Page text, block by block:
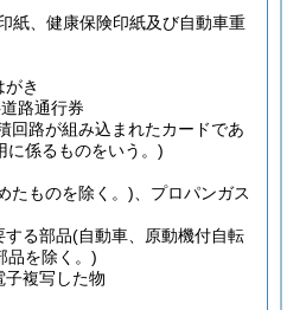
紙、健康保険印紙及び自動車重
き
路通行券
回路が組み込まれたカードであ
に係るものをいう。)
たものを除く。) 、プロパンガス
する部品(自動車、原動機付自転
品を除く。)
子複写した物